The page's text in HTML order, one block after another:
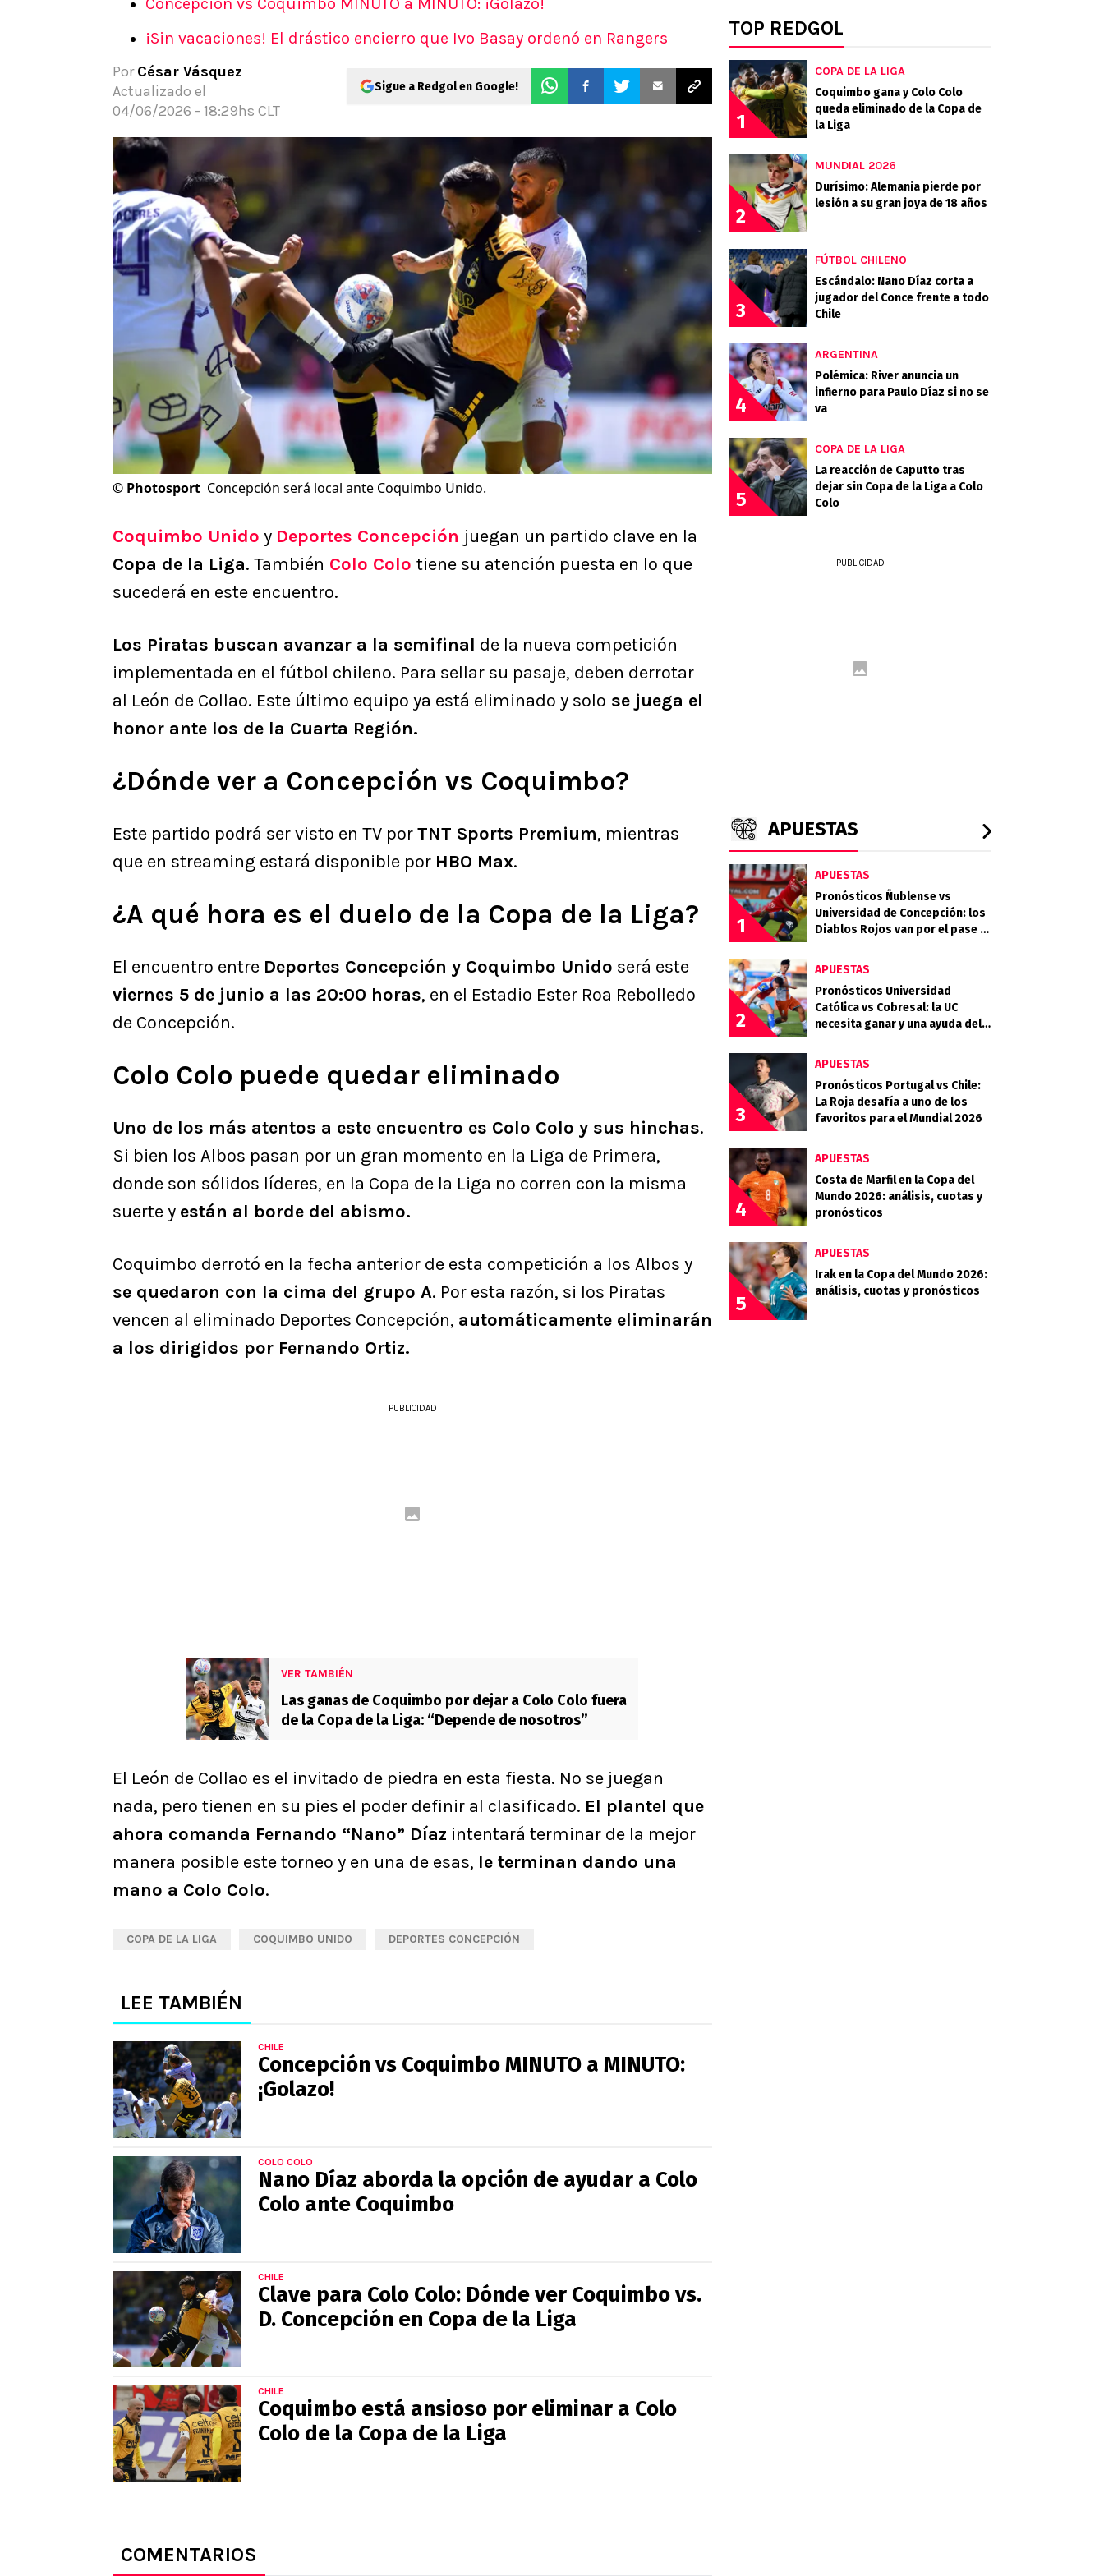
Pronósticos
Apuestas Mundial 2026
¡Sin vacaciones! El drástico encierro que Ivo Basay ordenó en Rangers
Por César Vásquez
Actualizado el
04/06/2026 - 18:29hs CLT
Sigue a Redgol en Google!
© Photosport Concepción será local ante Coquimbo Unido.
Coquimbo Unido y Deportes Concepción juegan un partido clave en la
Copa de la Liga. También Colo Colo tiene su atención puesta en lo que
sucederá en este encuentro.
Los Piratas buscan avanzar a la semifinal de la nueva competición
implementada en el fútbol chileno. Para sellar su pasaje, deben derrotar
al León de Collao. Este último equipo ya está eliminado y solo se juega el
honor ante los de la Cuarta Región.
¿Dónde ver a Concepción vs Coquimbo?
Este partido podrá ser visto en TV porTNT Sports Premium, mientras
que en streaming estará disponible por HBO Max.
¿A qué hora es el duelo de la Copa de la Liga?
El encuentro entre Deportes Concepción y Coquimbo Unido será este
viernes 5 de junio a las 20:00 horas, en el Estadio Ester Roa Rebolledo
de Concepción.
Colo Colo puede quedar eliminado
Uno de los más atentos a este encuentro es Colo Colo y sus hinchas.
Si bien los Albos pasan por un gran momento en la Liga de Primera,
donde son sólidos líderes, en la Copa de la Liga no corren con la misma
suerte y están al borde del abismo.
Coquimbo derrotó en la fecha anterior de esta competición a los Albos y
se quedaron con la cima del grupo A. Por esta razón, si los Piratas
vencen al eliminado Deportes Concepción, automáticamente eliminarán
a los dirigidos por Fernando Ortiz.
PUBLICIDAD
VER TAMBIÉN
Las ganas de Coquimbo por dejar a Colo Colo fuera
de la Copa de la Liga: “Depende de nosotros”
El León de Collao es el invitado de piedra en esta fiesta. No se juegan
nada, pero tienen en su pies el poder definir al clasificado. El plantel que
ahora comanda Fernando “Nano” Díaz intentará terminar de la mejor
manera posible este torneo y en una de esas, le terminan dando una
mano a Colo Colo.
COPA DE LA LIGA COQUIMBO UNIDO DEPORTES CONCEPCIÓN
LEE TAMBIÉN
CHILE
Concepción vs Coquimbo MINUTO a MINUTO:
¡Golazo!
COLO COLO
Nano Díaz aborda la opción de ayudar a Colo
Colo ante Coquimbo
CHILE
Clave para Colo Colo: Dónde ver Coquimbo vs.
D. Concepción en Copa de la Liga
CHILE
Coquimbo está ansioso por eliminar a Colo
Colo de la Copa de la Liga
COMENTARIOS
TOP REDGOL
1
COPA DE LA LIGA
Coquimbo gana y Colo Colo
queda eliminado de la Copa de
la Liga
2
MUNDIAL 2026
Durísimo: Alemania pierde por
lesión a su gran joya de 18 años
3
FÚTBOL CHILENO
Escándalo: Nano Díaz corta a
jugador del Conce frente a todo
Chile
4
ARGENTINA
Polémica: River anuncia un
infierno para Paulo Díaz si no se
va
5
COPA DE LA LIGA
La reacción de Caputto tras
dejar sin Copa de la Liga a Colo
Colo
PUBLICIDAD
APUESTAS
1
APUESTAS
Pronósticos Ñublense vs
Universidad de Concepción: los
Diablos Rojos van por el pase a
2
APUESTAS
Pronósticos Universidad
Católica vs Cobresal: la UC
necesita ganar y una ayuda del
3
APUESTAS
Pronósticos Portugal vs Chile:
La Roja desafía a uno de los
favoritos para el Mundial 2026
4
APUESTAS
Costa de Marfil en la Copa del
Mundo 2026: análisis, cuotas y
pronósticos
5
APUESTAS
Irak en la Copa del Mundo 2026:
análisis, cuotas y pronósticos